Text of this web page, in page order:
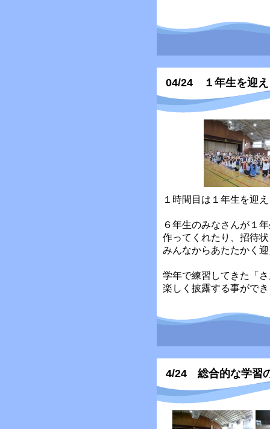
04/24 １年生を迎え
１時間目は１年生を迎
６年生のみなさんが１
作ってくれたり、招待
みんなからあたたかく
学年で練習してきた「
楽しく披露する事がで
4/24 総合的な学習